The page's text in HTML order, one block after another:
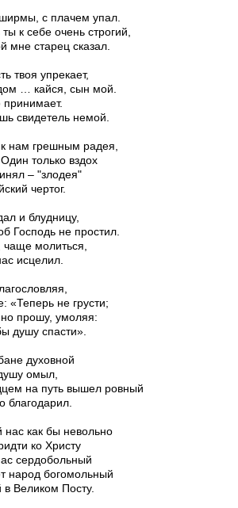
с плачем упал.
к себе очень строгий,
мне старец сказал.
твоя упрекает,
… кайся, сын мой.
принимает.
свидетель немой.
нам грешным радея,
только вздох
– "злодея"
чертог.
и блудницу,
Господь не простил.
молиться,
исцелил.
«Теперь не грусти;
прошу, умоляя:
душу спасти».
духовной
омыл,
на путь вышел ровный
благодарил.
нас как бы невольно
ко Христу
сердобольный
народ богомольный
Великом Посту.